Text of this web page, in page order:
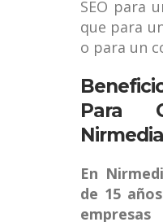
SEO para
que para
o para un
Para
Nirmedia
En
de 15